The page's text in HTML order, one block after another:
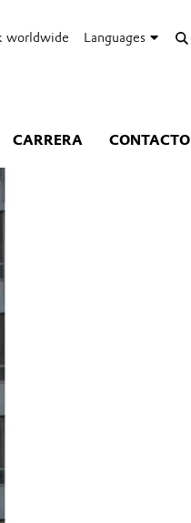
worldwide Languages
CARRERA CONTACTO